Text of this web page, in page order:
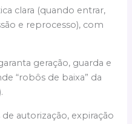
clara (quando entrar,
e reprocesso), com
geração, guarda e
“robôs de baixa” da
de autorização, expiração